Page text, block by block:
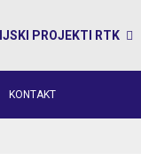
PROJEKTI RTK
KONTAKT